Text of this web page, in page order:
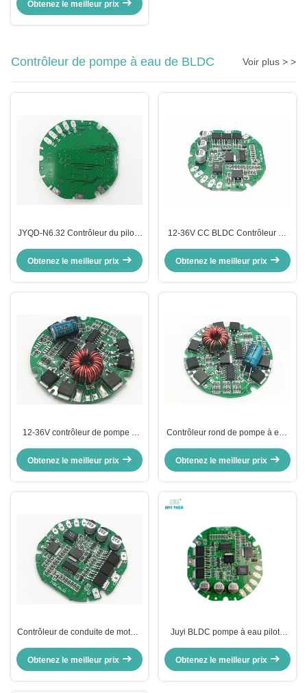
de refroidissement à grande
Obtenez le meilleur prix
Contrôleur de pompe à eau de BLDC Voir plus > >
JYQD-N6.32 Contrôleur du pilote
de vitesse du moteur à courant
continu Sortie de signal
Obtenez le meilleur prix
12-36V CC BLDC Contrôleur de
Fréquence 1-20KHZ Cycle de
fonctionnement 0-100%
Obtenez le meilleur prix
12-36V contrôleur de pompe à
à eau électrique d'automobile
Obtenez le meilleur prix
Contrôleur rond de pompe à eau
de pompe à moteur avec le
contrôle de PWM
Obtenez le meilleur prix
Contrôleur de conduite de moteur
Contrôleur de puits d'eau
Obtenez le meilleur prix
Juyi BLDC pompe à eau pilote
régulateur de vitesse du moteur
Obtenez le meilleur prix